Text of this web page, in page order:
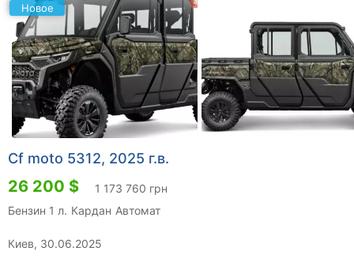
Новое
Cf moto 5312, 2025 г.в.
26 200 $
1 173 760 грн
Бензин 1 л. Кардан Автомат
Киев, 30.06.2025